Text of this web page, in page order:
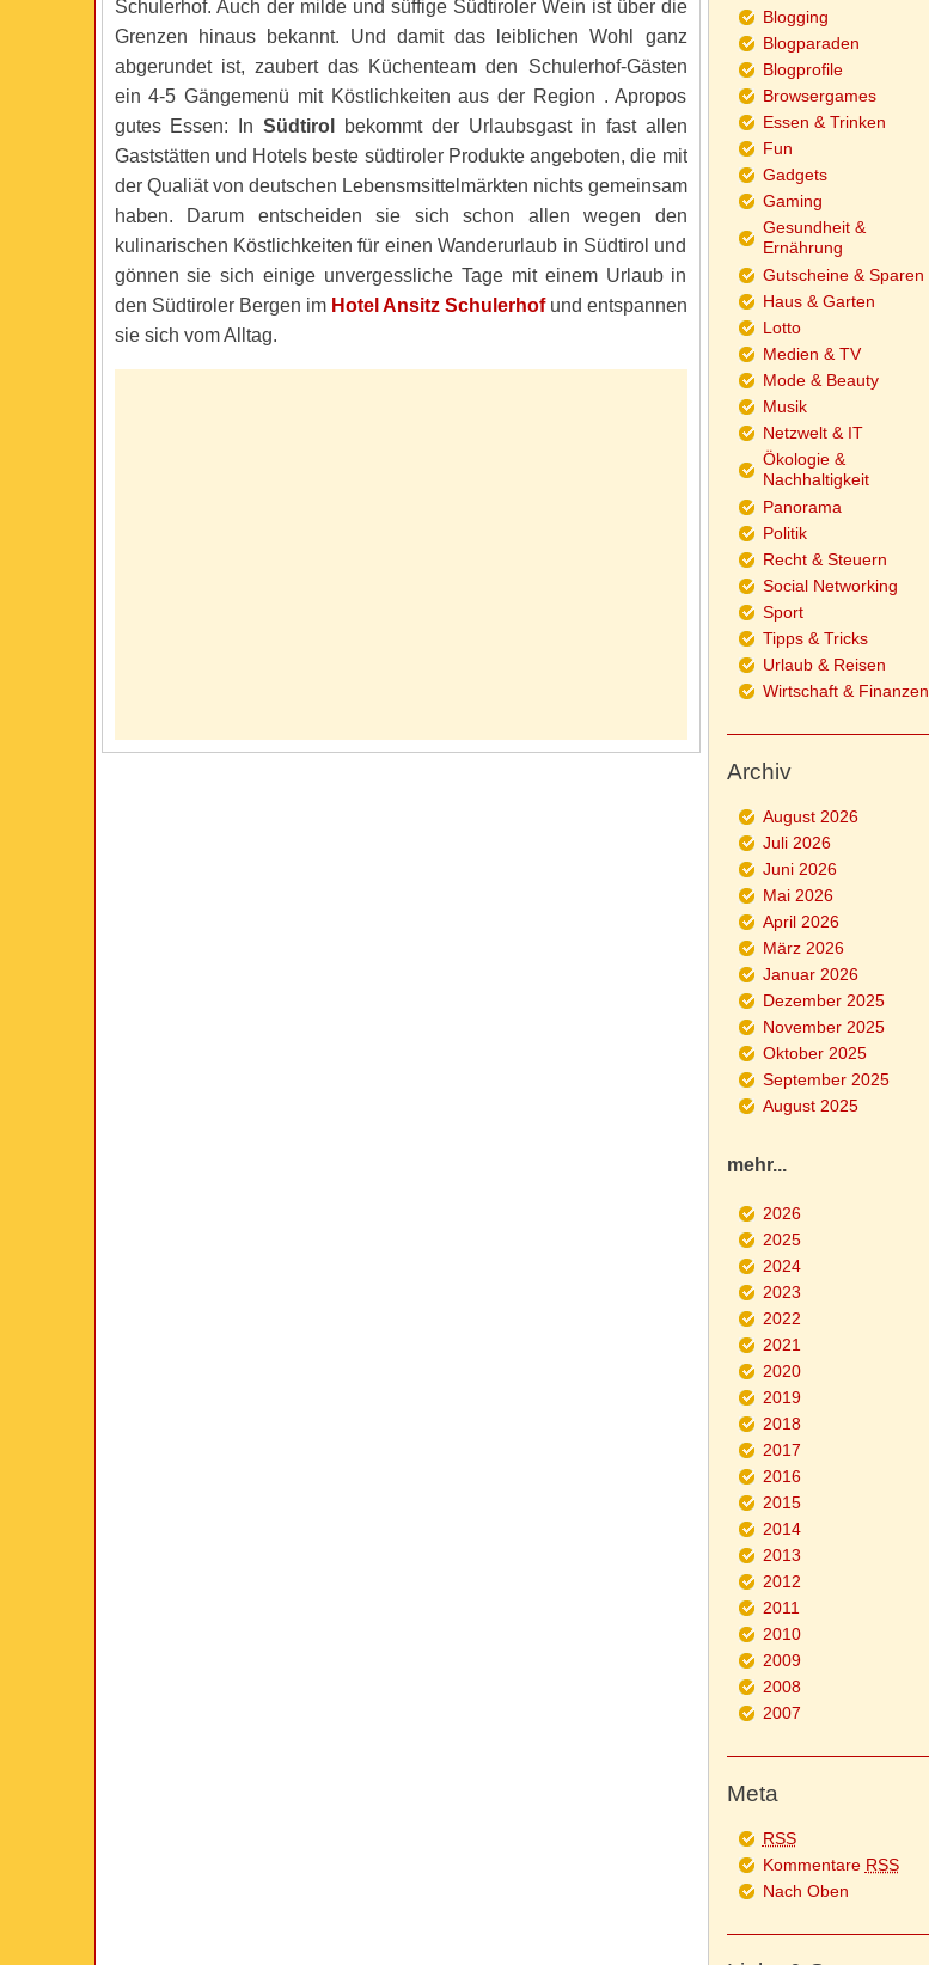
Schulerhof. Auch der milde und süffige Südtiroler Wein ist über die
Grenzen hinaus bekannt. Und damit das leiblichen Wohl ganz
abgerundet ist, zaubert das Küchenteam den Schulerhof-Gästen
ein 4-5 Gängemenü mit Köstlichkeiten aus der Region . Apropos
gutes Essen: InSüdtirol
bekommt der Urlaubsgast in fast allen
Gaststätten und Hotels beste südtiroler Produkte angeboten, die mit
der Qualiät von deutschen Lebensmsittelmärkten nichts gemeinsam
haben. Darum entscheiden sie sich schon allen wegen den
kulinarischen Köstlichkeiten für einen Wanderurlaub in Südtirol und
gönnen sie sich einige unvergessliche Tage mit einem Urlaub in
den Südtiroler Bergen im Hotel Ansitz Schulerhofund entspannen
sie sich vom Alltag.
Blogging
Blogparaden
Blogprofile
Browsergames
Essen & Trinken
Fun
Gadgets
Gaming
Gesundheit &
Ernährung
Gutscheine & Sparen
Haus & Garten
Lotto
Medien & TV
Mode & Beauty
Musik
Netzwelt & IT
Ökologie &
Nachhaltigkeit
Panorama
Politik
Recht & Steuern
Social Networking
Sport
Tipps & Tricks
Urlaub & Reisen
Wirtschaft & Finanzen
Archiv
August 2026
Juli 2026
Juni 2026
Mai 2026
April 2026
März 2026
Januar 2026
Dezember 2025
November 2025
Oktober 2025
September 2025
August 2025
mehr...
2026
2025
2024
2023
2022
2021
2020
2019
2018
2017
2016
2015
2014
2013
2012
2011
2010
2009
2008
2007
Meta
RSS
Kommentare RSS
Nach Oben